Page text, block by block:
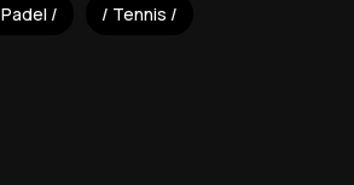
Padel Tennis